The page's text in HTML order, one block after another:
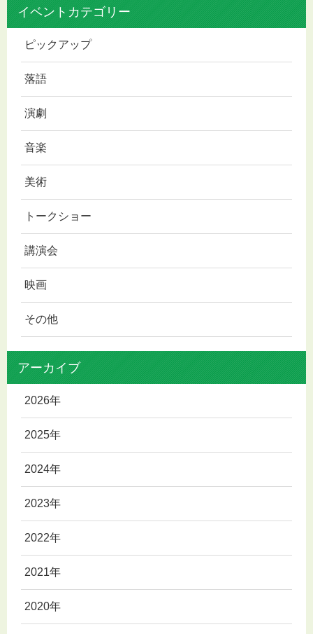
イベントカテゴリー
ピックアップ
落語
演劇
音楽
美術
トークショー
講演会
映画
その他
アーカイブ
2026年
2025年
2024年
2023年
2022年
2021年
2020年